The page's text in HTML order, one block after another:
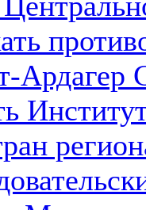
Ардагер